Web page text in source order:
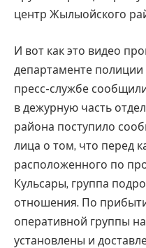
центр Жылыойского
И вот как это видео
департаменте полиции
пресс-службе
в дежурную часть
района поступило
лица о том, что перед
расположенного по
Кульсары, группа
отношения. По
оперативной группы
установлены и